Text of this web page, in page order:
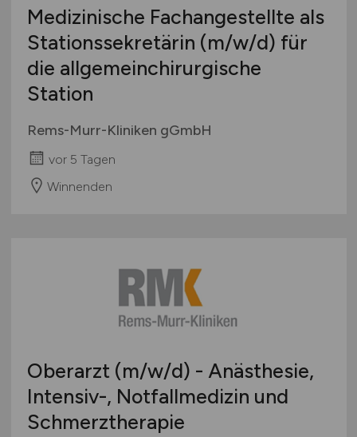
Medizinische Fachangestellte als
Stationssekretärin (m/w/d) für
die allgemeinchirurgische
Station
Rems-Murr-Kliniken gGmbH
vor 5 Tagen
Winnenden
Oberarzt (m/w/d) - Anästhesie,
Intensiv-, Notfallmedizin und
Schmerztherapie